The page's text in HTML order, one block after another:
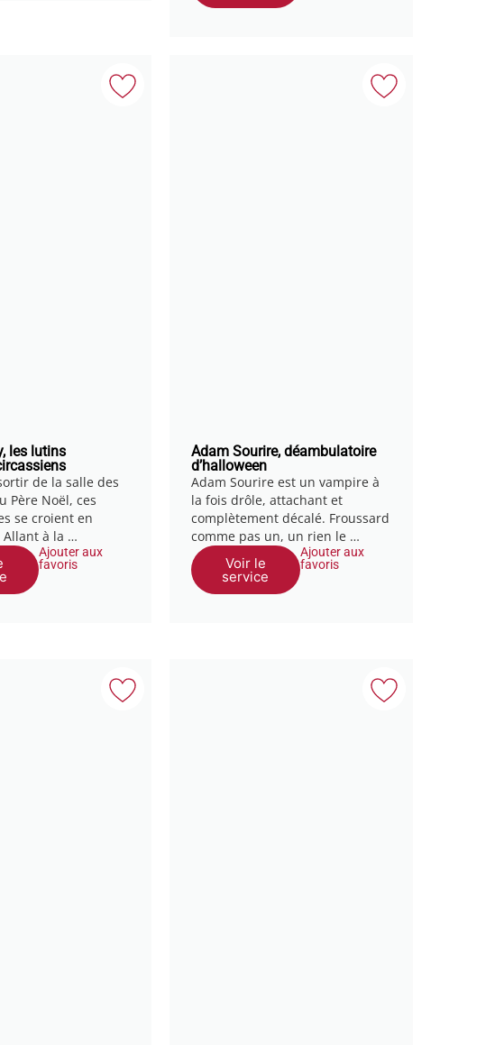
les lutins
de la salle des
Père Noël, ces
se croient en
à la …
Ajouter aux
favoris
Adam Sourire, déambulatoire
d’halloween
Adam Sourire est un vampire à
la fois drôle, attachant et
complètement décalé. Froussard
comme pas un, un rien le …
Voir le
service
Ajouter aux
favoris